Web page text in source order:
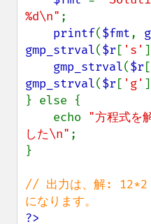
%d\n" ;
printf($fmt,
gmp_strval($r [ 's'
gmp_strval($r [
gmp_strval($r [ 'g'
} else {
    echo
"方程式を
した\n" ;
}
// 出力は、解:
?>